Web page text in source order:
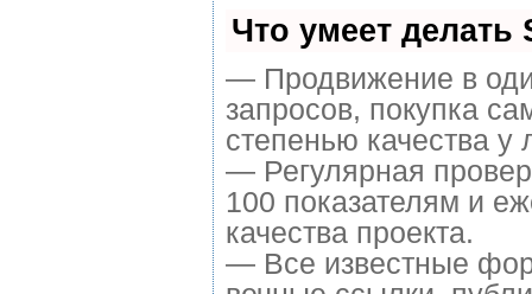
Что умеет делать
— Продвижение в
запросов, покупка
степенью качества
— Регулярная
100 показателям и
качества проекта.
— Все известные